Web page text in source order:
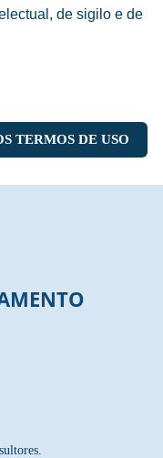
de sigilo e de
TERMOS DE USO